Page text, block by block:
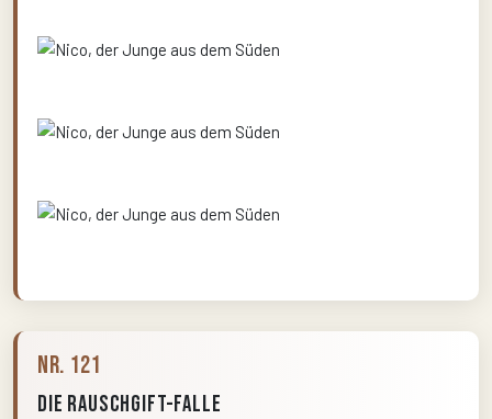
Nr. 121
Die Rauschgift-Falle